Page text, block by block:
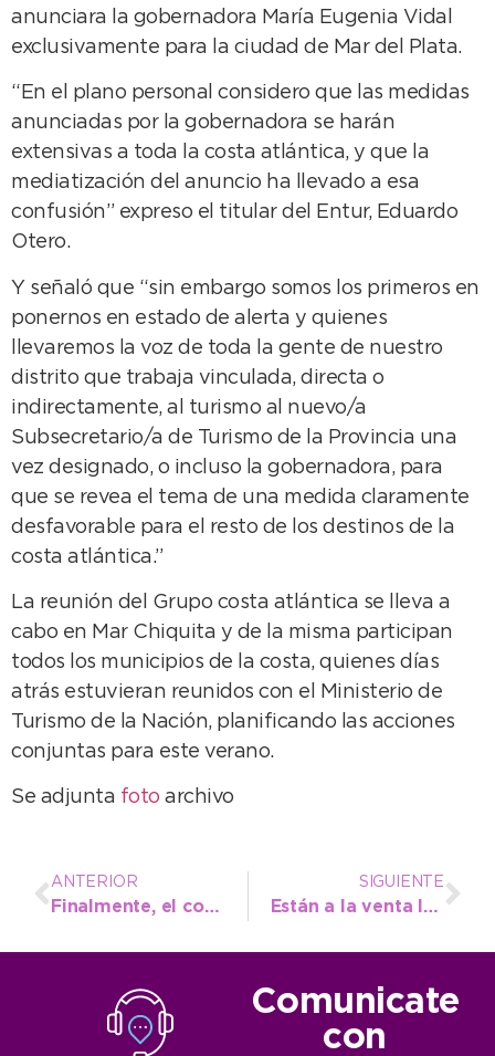
anunciara la gobernadora María Eugenia Vidal
exclusivamente para la ciudad de Mar del Plata.
“En el plano personal considero que las medidas
anunciadas por la gobernadora se harán
extensivas a toda la costa atlántica, y que la
mediatización del anuncio ha llevado a esa
confusión” expreso el titular del Entur, Eduardo
Otero.
Y señaló que “sin embargo somos los primeros en
ponernos en estado de alerta y quienes
llevaremos la voz de toda la gente de nuestro
distrito que trabaja vinculada, directa o
indirectamente, al turismo al nuevo/a
Subsecretario/a de Turismo de la Provincia una
vez designado, o incluso la gobernadora, para
que se revea el tema de una medida claramente
desfavorable para el resto de los destinos de la
costa atlántica.”
La reunión del Grupo costa atlántica se lleva a
cabo en Mar Chiquita y de la misma participan
todos los municipios de la costa, quienes días
atrás estuvieran reunidos con el Ministerio de
Turismo de la Nación, planificando las acciones
conjuntas para este verano.
Se adjunta foto archivo
ANTERIOR
Finalmente, el corte de agua en el Barrio 9 de Julio pasó para el jueves
SIGUIENTE
Están a la venta los pliegos para la “Construcción de dos pozos de explotación y redes impulsoras”
Comunicate
con